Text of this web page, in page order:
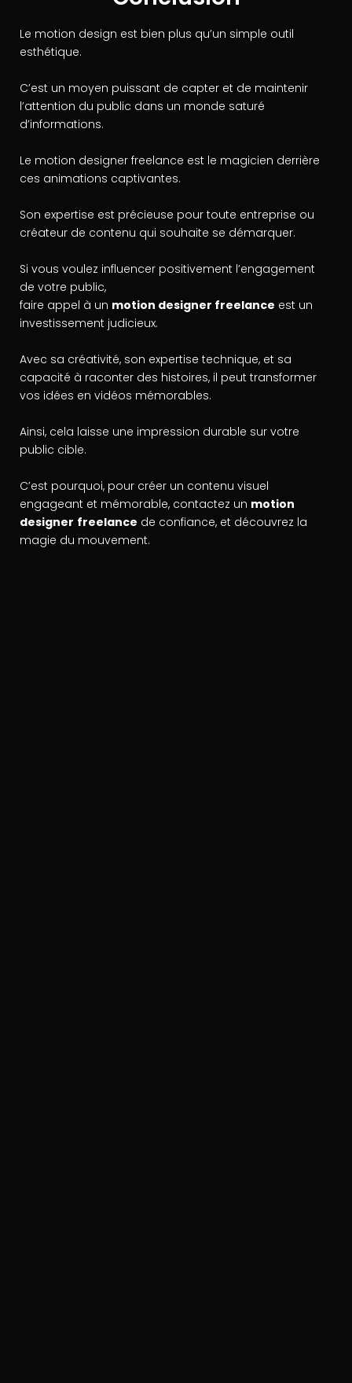
Le motion design est bien plus qu’un simple outil
esthétique.
C’est un moyen puissant de capter et de maintenir
l’attention du public dans un monde saturé
d’informations.
Le motion designer freelance est le magicien derrière
ces animations captivantes.
Son expertise est précieuse pour toute entreprise ou
créateur de contenu qui souhaite se démarquer.
Si vous voulez influencer positivement l’engagement
de votre public,
faire appel à un motion designer freelance est un
investissement judicieux.
Avec sa créativité, son expertise technique, et sa
capacité à raconter des histoires, il peut transformer
vos idées en vidéos mémorables.
Ainsi, cela laisse une impression durable sur votre
public cible.
C’est pourquoi, pour créer un contenu visuel
engageant et mémorable, contactez un motion
designer freelance de confiance, et découvrez la
magie du mouvement.